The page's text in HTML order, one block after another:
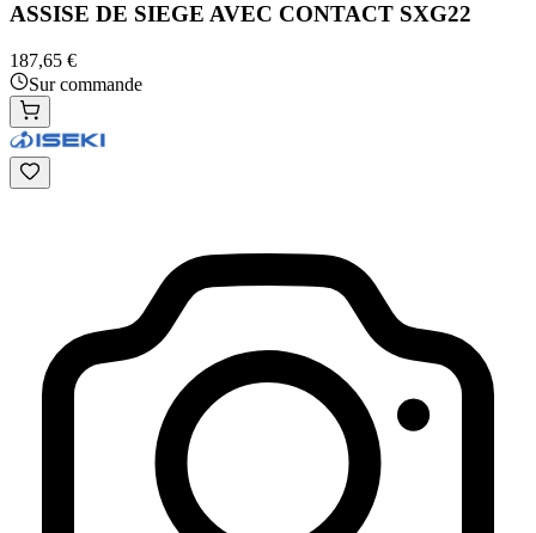
ASSISE DE SIEGE AVEC CONTACT SXG22
187,65 €
Sur commande